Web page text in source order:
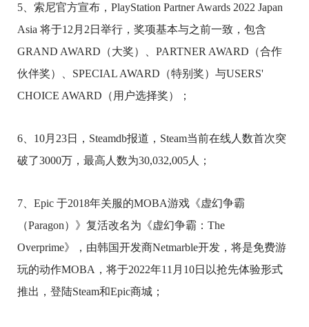
5、索尼官方宣布，PlayStation Partner Awards 2022 Japan
Asia 将于12月2日举行，奖项基本与之前一致，包含
GRAND AWARD（大奖）、PARTNER AWARD（合作
伙伴奖）、SPECIAL AWARD（特别奖）与USERS'
CHOICE AWARD（用户选择奖）；
6、10月23日，Steamdb报道，Steam当前在线人数首次突
破了3000万，最高人数为30,032,005人；
7、Epic 于2018年关服的MOBA游戏《虚幻争霸
（Paragon）》复活改名为《虚幻争霸：The
Overprime》，由韩国开发商Netmarble开发，将是免费游
玩的动作MOBA，将于2022年11月10日以抢先体验形式
推出，登陆Steam和Epic商城；